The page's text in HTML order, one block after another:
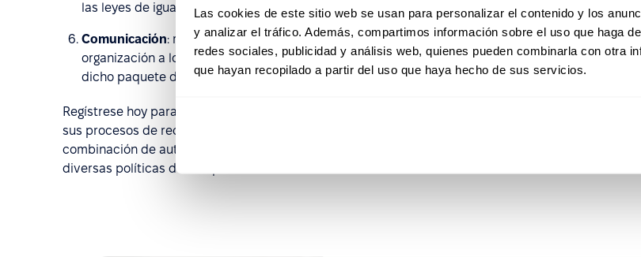
Las cookies de este sitio web se usan para personalizar el contenido y los
y analizar el tráfico. Además, compartimos información sobre el uso que haga
redes sociales, publicidad y análisis web, quienes pueden combinarla con otra
que hayan recopilado a partir del uso que haya hecho de sus servicios.
las leyes de igualdad salarial.
Comunicación: recursos humanos se encarga de comunicar el paquete de compensación de la
organización a los empleados y brinda orientación sobre cómo comprender y aprovechar al
dicho paquete de compensación y beneficios.
Regístrese hoy para obtener acceso a la prueba de PeopleForce y descubra cómo puede ayudar a
sus procesos de recursos humanos a un nuevo nivel de eficiencia. Nuestro sistema proporciona una
combinación de automatización de procesos y control de información que ayudará a administrar
diversas políticas de compensación con facilidad.